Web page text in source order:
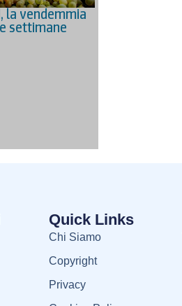
la vendemmia
settimane
Quick Links
Chi Siamo
Copyright
Privacy